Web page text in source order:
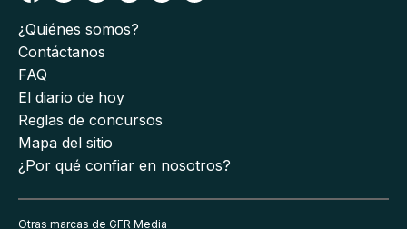
¿Quiénes somos?
Contáctanos
FAQ
El diario de hoy
Reglas de concursos
Mapa del sitio
¿Por qué confiar en nosotros?
Otras marcas de GFR Media